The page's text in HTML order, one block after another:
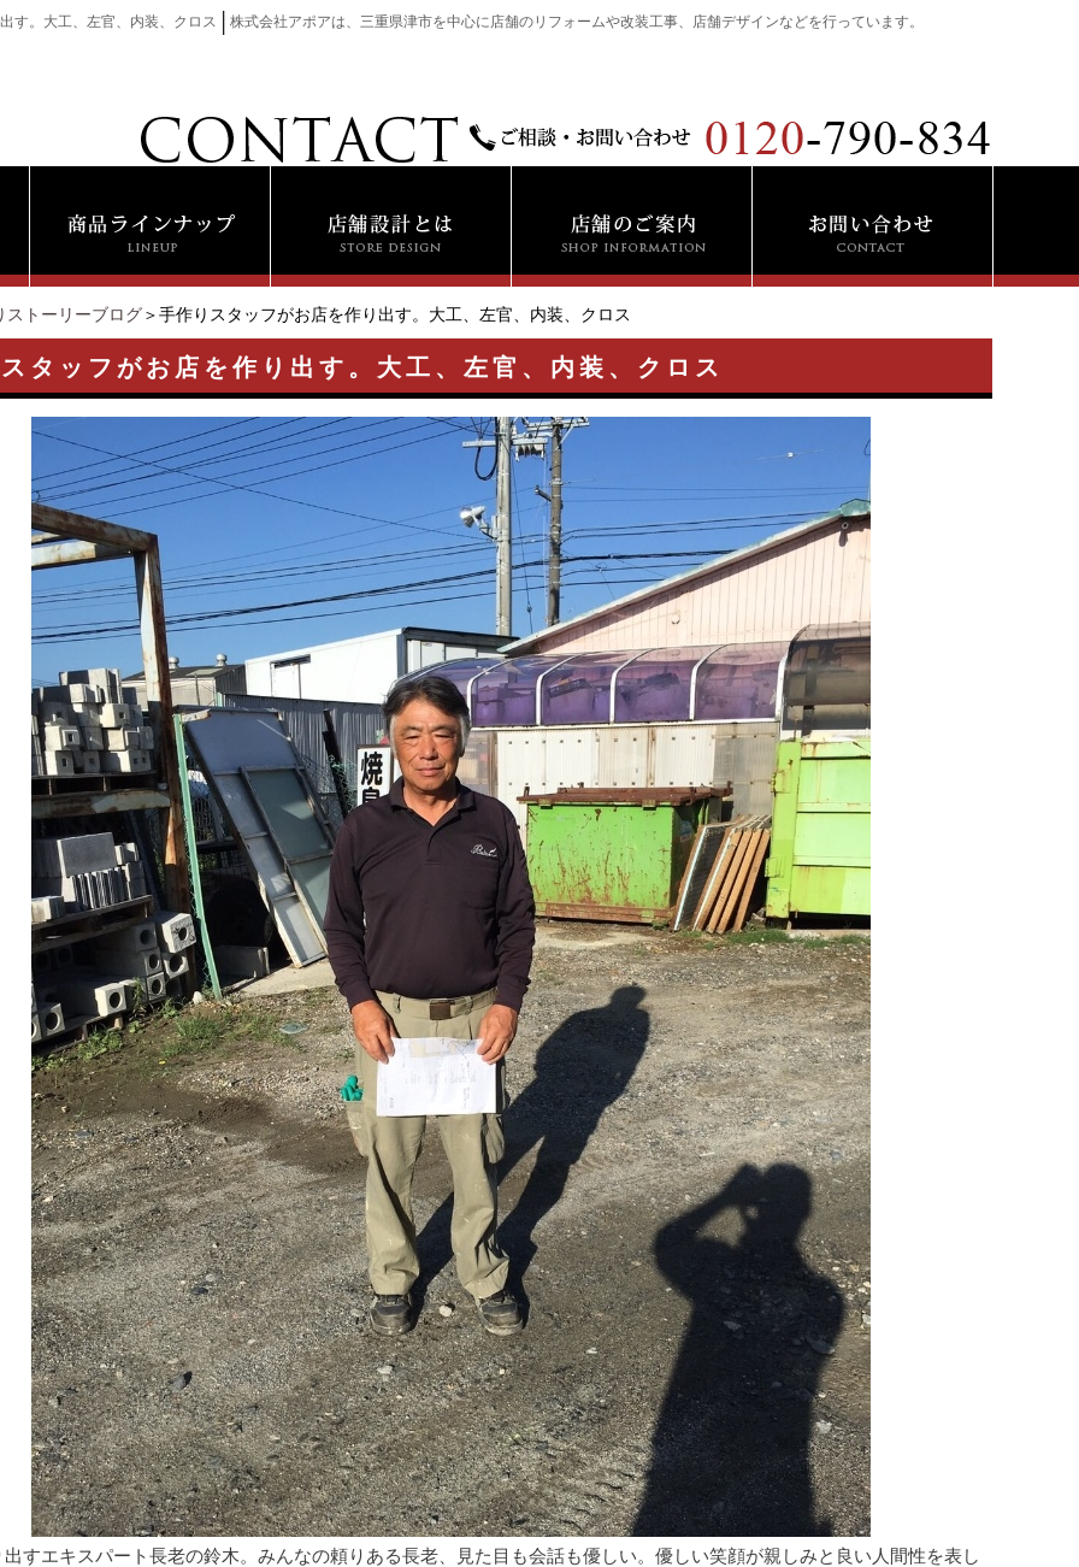
す。大工、左官、内装、クロス 株式会社アポアは、三重県津市を中心に店舗のリフォームや改装工事、店舗デザインなどを行っています。
ストーリーブログ ＞手作りスタッフがお店を作り出す。大工、左官、内装、クロス
タッフがお店を作り出す。大工、左官、内装、クロス
すエキスパート長老の鈴木。みんなの頼りある長老、見た目も会話も優しい。優しい笑顔が親しみと良い人間性を表し